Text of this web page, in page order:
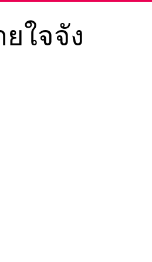
ใจจัง